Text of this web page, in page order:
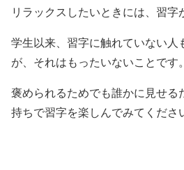
リラックスしたいときには、習字
学生以来、習字に触れていない人
が、それはもったいないことです。
褒められるためでも誰かに見せる
持ちで習字を楽しんでみてくださ